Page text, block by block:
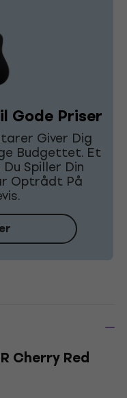
Gode Priser
Giver Dig
Budgettet. Et
Spiller Din
Optrådt På
Cherry Red